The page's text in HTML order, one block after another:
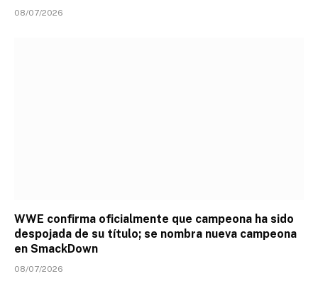
08/07/2026
WWE confirma oficialmente que campeona ha sido
despojada de su título; se nombra nueva campeona
en SmackDown
08/07/2026